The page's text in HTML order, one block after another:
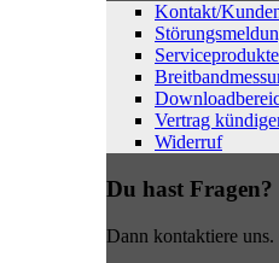
Kontakt/
Serviceprodukte
Vertrag
Widerruf
Du hast Fragen?
Dann kontaktiere